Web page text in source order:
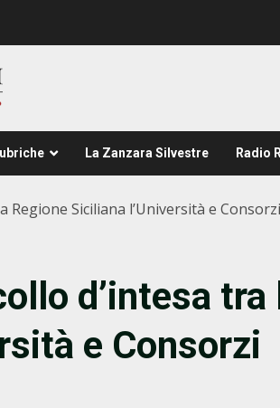
La Zanzara Silvestre Radio
Siciliana l’Università e Consorzi
d’intesa tra
e Consorzi